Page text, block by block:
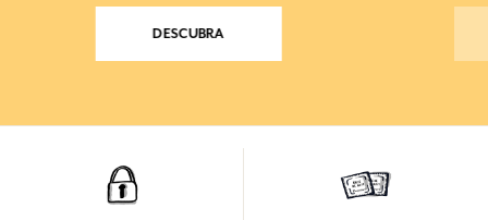
DESCUBRA